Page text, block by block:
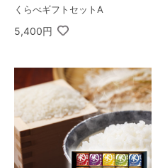
くらべギフトセットA
5,400円